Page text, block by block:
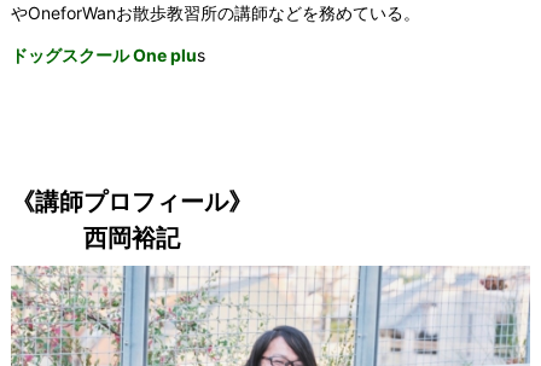
やOneforWanお散歩教習所の講師などを務めている。
ドッグスクール One plus
《講師プロフィール》
西岡裕記